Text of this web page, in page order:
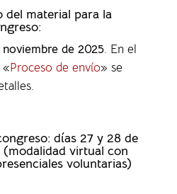
del material para la
de 2025. En el
«Proceso de envío» se
días 27 y 28 de
virtual con
voluntarias)